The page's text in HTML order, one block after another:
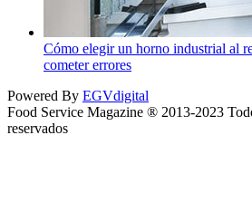
Cómo elegir un horno industrial al
cometer errores
Powered By EGVdigital
Food Service Magazine ® 2013-2023
reservados